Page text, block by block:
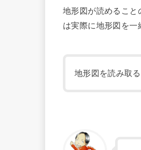
地形図が読めること
は実際に地形図を一
地形図を読み取